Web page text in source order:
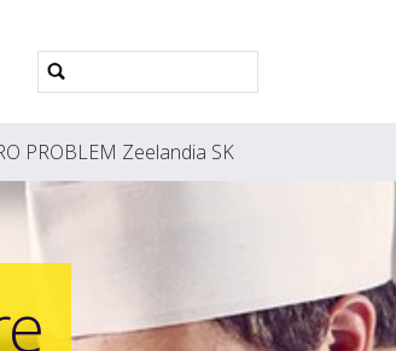
Rozšírené
vyhľadávanie...
PROBLEM Zeelandia SK